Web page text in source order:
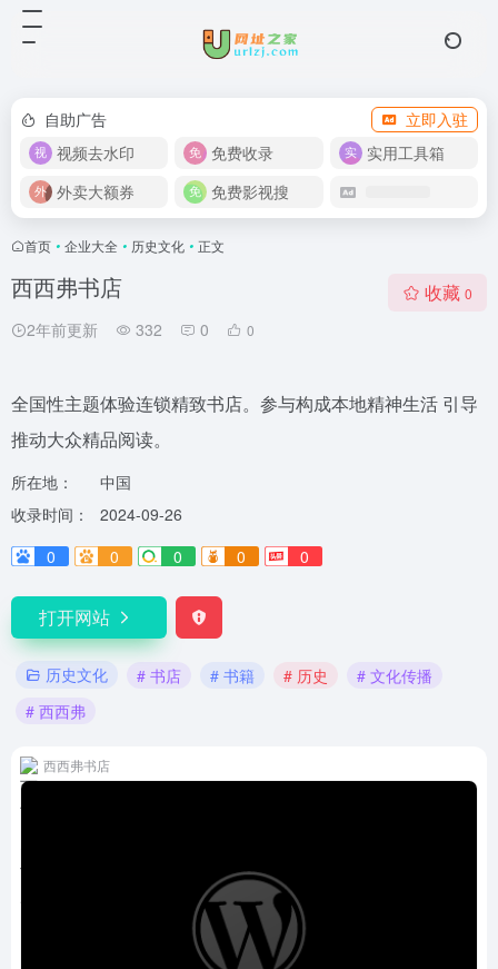
自助广告
立即入驻
视频去水印
免费收录
实用工具箱
外卖大额券
免费影视搜
首页 • 企业大全 • 历史文化 • 正文
西西弗书店
2年前更新 332 0 0
收藏 0
全国性主题体验连锁精致书店。参与构成本地精神生活 引导
推动大众精品阅读。
所在地：
中国
收录时间：
2024-09-26
0
0 0 0 0
打开网站
历史文化 # 书店 # 书籍 # 历史
# 文化传播
# 西西弗
西西弗书店